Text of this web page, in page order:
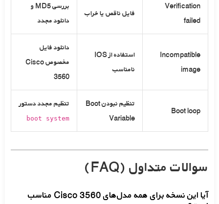
Verification
failed
فایل ناقص یا خراب
بررسی MD5 و
دانلود مجدد
Incompatible
image
استفاده از IOS
نامناسب
دانلود فایل
مخصوص Cisco
3560
Boot loop
تنظیم نبودن Boot
Variable
تنظیم مجدد دستور
boot system
سوالات متداول (FAQ)
آیا این نسخه برای همه مدل‌های Cisco 3560 مناسب